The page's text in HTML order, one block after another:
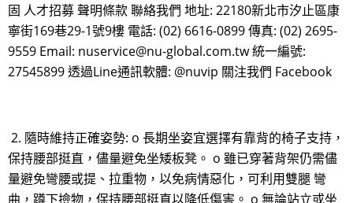
固 人才招募 聲明條款 聯絡我們 地址: 22180新北市汐止區康
寧街169巷29-1號9樓 電話: (02) 6616-0899 傳真: (02) 2695-
9559 Email: nuservice@nu-global.com.tw 統一編號:
27545899 透過Line通訊軟體: @nuvip 關注我們 Facebook
2. 隨時維持正確姿勢: o 長期坐姿宜選擇有靠背的椅子支持，
保持腰部挺直，儘量避免坐矮板凳。 o 雖已穿著背架仍需儘
量避免彎腰或提、拉重物，以免病情惡化，可利用雙腿 彎
曲，蹲下撿物，保持腰部挺直以降低傷害。 o 無論站立或坐